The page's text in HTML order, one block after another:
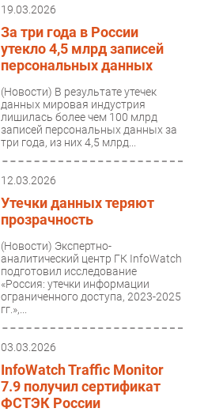
19.03.2026
За три года в России
утекло 4,5 млрд записей
персональных данных
(Новости) В результате утечек
данных мировая индустрия
лишилась более чем 100 млрд
записей персональных данных за
три года, из них 4,5 млрд...
12.03.2026
Утечки данных теряют
прозрачность
(Новости) Экспертно-
аналитический центр ГК InfoWatch
подготовил исследование
«Россия: утечки информации
ограниченного доступа, 2023-2025
гг.»,...
03.03.2026
InfoWatch Traffic Monitor
7.9 получил сертификат
ФСТЭК России